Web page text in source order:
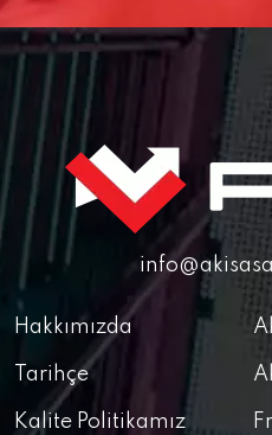
Hakkımızda
Tarihçe
Kalite Politikamız